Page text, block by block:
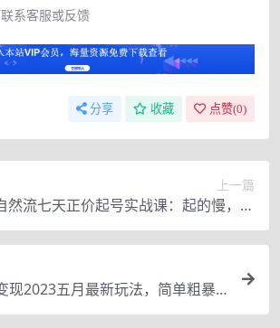
系客服或反馈
分享 收藏 点赞(0)
上一篇
然流七天正价起号实战课：起的慢，但
是稳，小白执行即可！
现2023五月最新玩法，简单粗暴